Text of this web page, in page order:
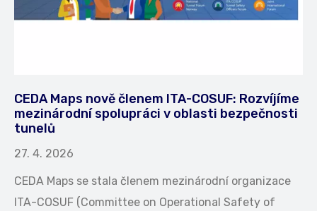
CEDA Maps nově členem ITA-COSUF: Rozvíjíme
mezinárodní spolupráci v oblasti bezpečnosti
tunelů
27. 4. 2026
CEDA Maps se stala členem mezinárodní organizace
ITA-COSUF (Committee on Operational Safety of